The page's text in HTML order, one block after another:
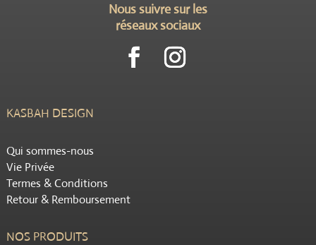
Nous suivre sur les
réseaux sociaux
KASBAH DESIGN
Qui sommes-nous
Vie Privée
Termes & Conditions
Retour & Remboursement
NOS PRODUITS